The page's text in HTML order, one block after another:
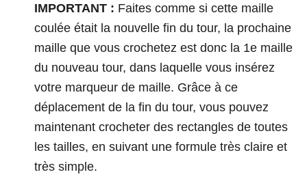
IMPORTANT : Faites comme si cette maille
coulée était la nouvelle fin du tour, la prochaine
maille que vous crochetez est donc la 1e maille
du nouveau tour, dans laquelle vous insérez
votre marqueur de maille. Grâce à ce
déplacement de la fin du tour, vous pouvez
maintenant crocheter des rectangles de toutes
les tailles, en suivant une formule très claire et
très simple.